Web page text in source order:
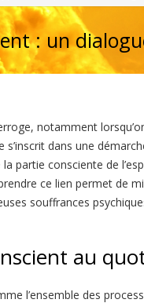
: un
notamment
s’inscrit dans une
partie consciente de
ce lien permet de
souffrances
au
l’ensemble des